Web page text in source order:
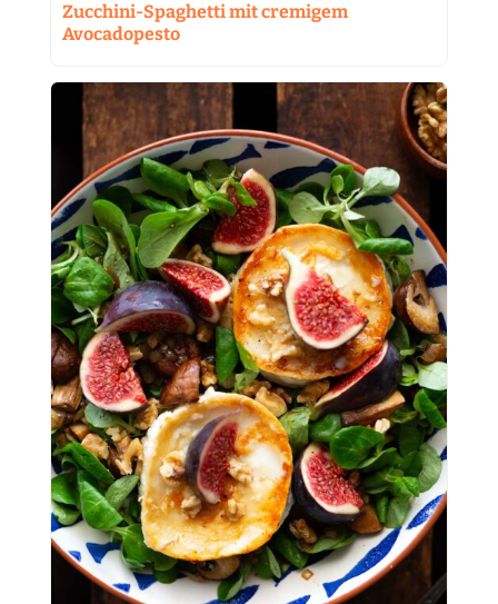
Zucchini-Spaghetti mit cremigem
Avocadopesto